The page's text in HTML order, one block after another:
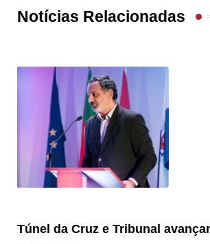
Notícias Relacionadas
Túnel da Cruz e Tribunal